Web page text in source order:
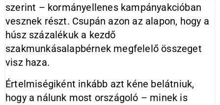
szerint – kormányellenes kampányakcióban
vesznek részt. Csupán azon az alapon, hogy a
húsz százalékuk a kezdő
szakmunkásalapbérnek megfelelő összeget
visz haza.
Értelmiségiként inkább azt kéne belátniuk,
hogy a nálunk most országoló – minek is